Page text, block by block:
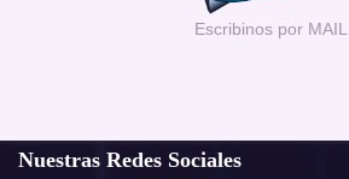
Escribinos por MAIL
Nuestras Redes Sociales